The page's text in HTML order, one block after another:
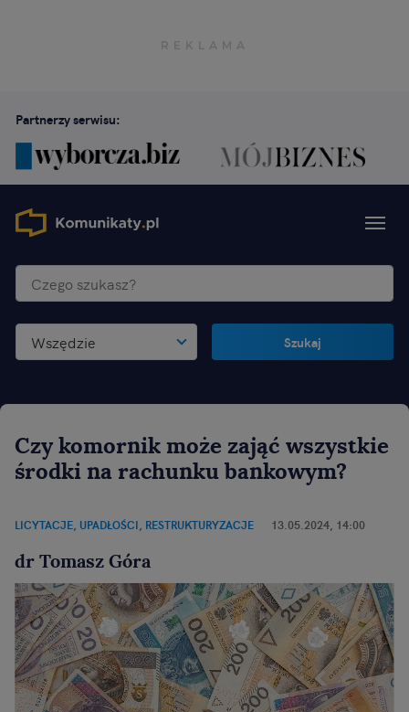
Partnerzy serwisu:
Wszędzie Szukaj
Czy komornik może zająć wszystkie
środki na rachunku bankowym?
LICYTACJE, UPADŁOŚCI, RESTRUKTURYZACJE 13.05.2024, 14:00
dr Tomasz Góra